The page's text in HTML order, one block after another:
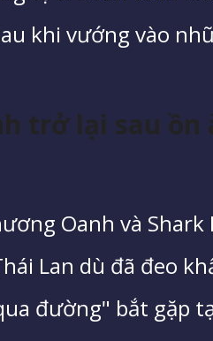
khi vướng vào
trở lại sau
Oanh và
Lan dù đã đeo
đường" bắt gặp